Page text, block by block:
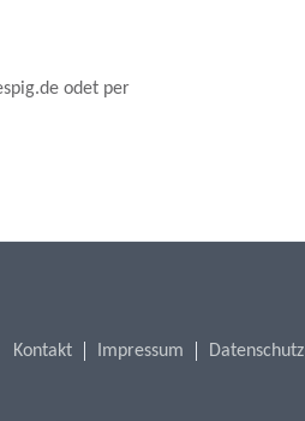
odet per
Kontakt Impressum Datenschutz